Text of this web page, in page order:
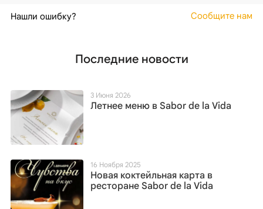
Нашли ошибку? Сообщите нам
Последние новости
3 Июня 2026
Летнее меню в Sabor de la Vida
16 Ноября 2025
Новая коктейльная карта в
ресторане Sabor de la Vida